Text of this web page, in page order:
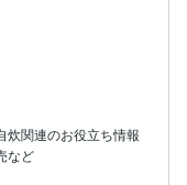
炊関連のお役立ち情報
など